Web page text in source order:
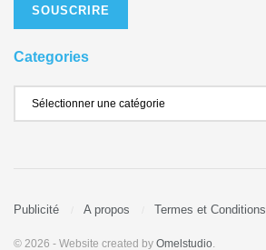
SOUSCRIRE
Categories
Publicité A propos Termes et Conditions
© 2026 - Website created by Omelstudio.